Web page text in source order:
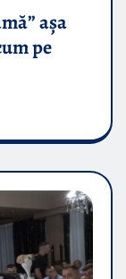
așa
pe